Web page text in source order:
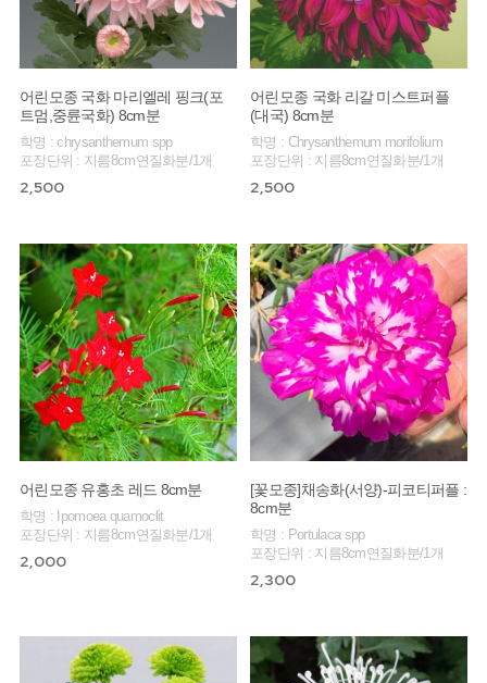
어린모종 국화 마리엘레 핑크(포
트멈,중륜국화) 8cm분
학명 : chrysanthemum spp
포장단위 : 지름8cm연질화분/1개
2,500
어린모종 국화 리갈 미스트퍼플
(대국) 8cm분
학명 : Chrysanthemum morifolium
포장단위 : 지름8cm연질화분/1개
2,500
어린모종 유홍초 레드 8cm분
학명 : Ipomoea quamoclit
포장단위 : 지름8cm연질화분/1개
2,000
[꽃모종]채송화(서양)-피코티퍼플 :
8cm분
학명 : Portulaca spp
포장단위 : 지름8cm연질화분/1개
2,300